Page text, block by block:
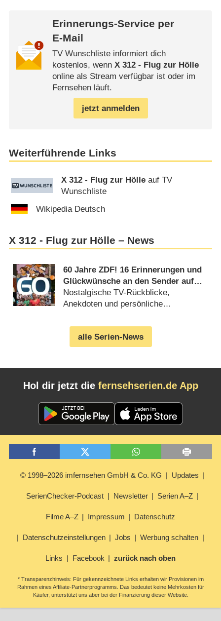
Erinnerungs-Service per
E-Mail
TV Wunschliste informiert dich
kostenlos, wenn X 312 - Flug zur Hölle
online als Stream verfügbar ist oder im
Fernsehen läuft.
jetzt anmelden
Weiterführende Links
X 312 - Flug zur Hölle auf TV
Wunschliste
Wikipedia Deutsch
X 312 - Flug zur Hölle – News
60 Jahre ZDF! 16 Erinnerungen und
Glückwünsche an den Sender auf
dem Lerchenberg
Nostalgische TV-Rückblicke,
Anekdoten und persönliche
alle Serien-News
Hol dir jetzt die fernsehserien.de App
© 1998–2026 imfernsehen GmbH & Co. KG Updates
SerienChecker-Podcast Newsletter Serien A–Z
Filme A–Z Impressum Datenschutz
Datenschutzeinstellungen Jobs Werbung schalten
Links Facebook zurück nach oben
* Transparenzhinweis: Für gekennzeichnete Links erhalten wir Provisionen im
Rahmen eines Affiliate-Partnerprogramms. Das bedeutet keine Mehrkosten für
Käufer, unterstützt uns aber bei der Finanzierung dieser Website.